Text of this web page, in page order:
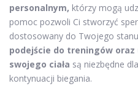
personalnym, którzy mogą
pomoc pozwoli Ci stworzyć
dostosowany do Twojego
podejście do treningów oraz
swojego ciała są niezbędne
kontynuacji biegania.